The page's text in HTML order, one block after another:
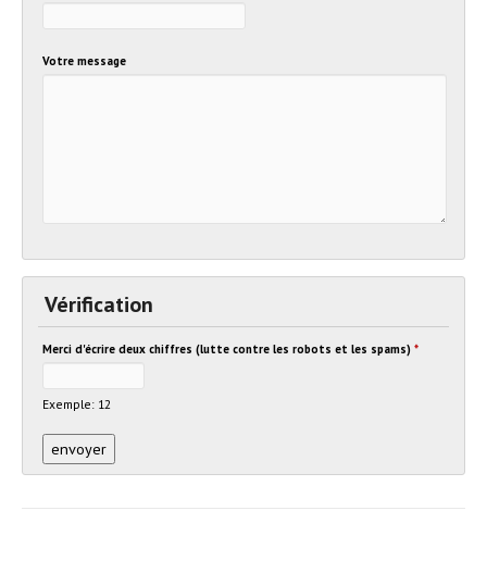
Votre message
Vérification
Merci d'écrire deux chiffres (lutte contre les robots et les spams) *
Exemple: 12